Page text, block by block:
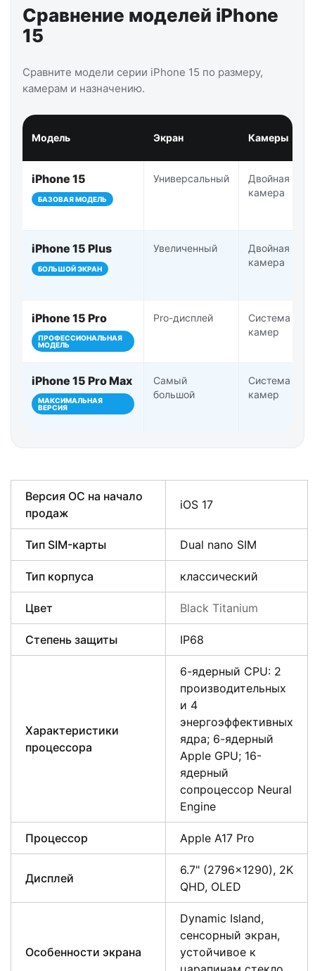
Сравнение моделей iPhone
15
Сравните модели серии iPhone 15 по размеру,
камерам и назначению.
Модель Экран Камеры
iPhone 15
БАЗОВАЯ МОДЕЛЬ
Универсальный
Двойная
камера
iPhone 15 Plus
БОЛЬШОЙ ЭКРАН
Увеличенный
Двойная
камера
iPhone 15 Pro
ПРОФЕССИОНАЛЬНАЯ
МОДЕЛЬ
Pro-дисплей
Система Pro-
камер
iPhone 15 Pro Max
МАКСИМАЛЬНАЯ
ВЕРСИЯ
Самый
большой
Система Pro-
камер
Версия ОС на начало
продаж
iOS 17
Тип SIM-карты Dual nano SIM
Тип корпуса классический
Цвет Black Titanium
Степень защиты IP68
Характеристики
процессора
6-ядерный CPU: 2
производительных
и 4
энергоэффективных
ядра; 6-ядерный
Apple GPU; 16-
ядерный
сопроцессор Neural
Engine
Процессор Apple A17 Pro
Дисплей
6.7" (2796×1290), 2K
QHD, OLED
Особенности экрана
Dynamic Island,
сенсорный экран,
устойчивое к